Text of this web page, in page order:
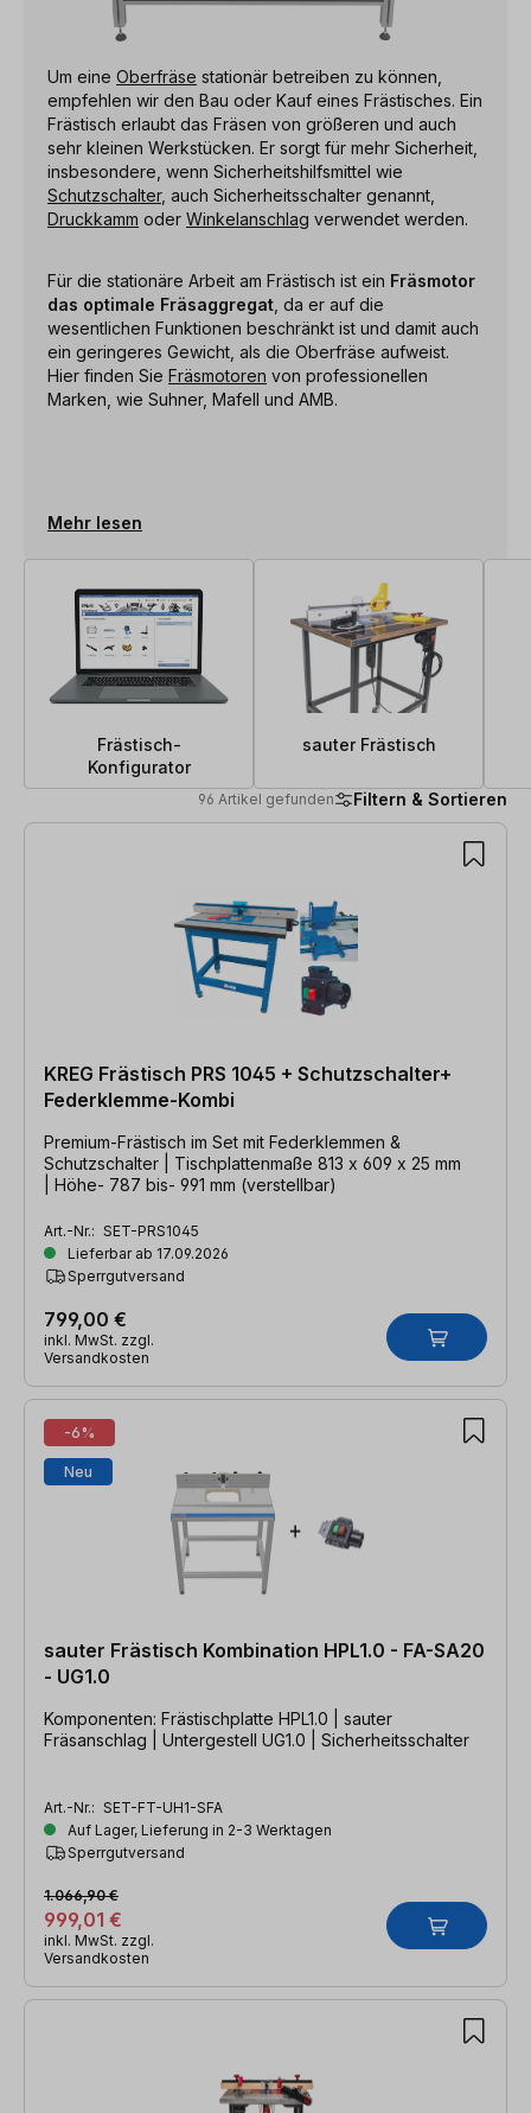
Um eine Oberfräse stationär betreiben zu können,
empfehlen wir den Bau oder Kauf eines Frästisches. Ein
Frästisch erlaubt das Fräsen von größeren und auch
sehr kleinen Werkstücken. Er sorgt für mehr Sicherheit,
insbesondere, wenn Sicherheitshilfsmittel wie
Schutzschalter, auch Sicherheitsschalter genannt,
Druckkamm oder Winkelanschlag verwendet werden.
Für die stationäre Arbeit am Frästisch ist ein Fräsmotor
das optimale Fräsaggregat , da er auf die
wesentlichen Funktionen beschränkt ist und damit auch
ein geringeres Gewicht, als die Oberfräse aufweist.
Hier finden Sie Fräsmotoren von professionellen
Marken, wie Suhner, Mafell und AMB.
Mehr lesen
Frästisch-
Konfigurator
sauter Frästisch
96 Artikel gefunden Filtern & Sortieren
96 Artikel gefunden
KREG Frästisch PRS 1045 + Schutzschalter+
Federklemme-Kombi
Premium-Frästisch im Set mit Federklemmen &
Schutzschalter | Tischplattenmaße 813 x 609 x 25 mm
| Höhe- 787 bis- 991 mm (verstellbar)
Art.-Nr.: SET-PRS1045
Lieferbar ab 17.09.2026
Sperrgutversand
799,00 €
inkl. MwSt. zzgl.
Versandkosten
-6%
Neu
sauter Frästisch Kombination HPL1.0 - FA-SA20
- UG1.0
Komponenten: Frästischplatte HPL1.0 | sauter
Fräsanschlag | Untergestell UG1.0 | Sicherheitsschalter
Art.-Nr.: SET-FT-UH1-SFA
Auf Lager, Lieferung in 2-3 Werktagen
Sperrgutversand
999,01 €
1.066,90 €
inkl. MwSt. zzgl.
Versandkosten